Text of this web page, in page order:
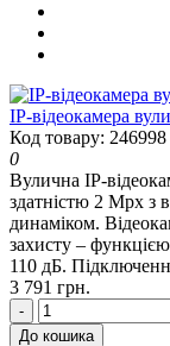
IP-відеокамера
Код товару: 246998
0
Вулична IP-
здатністю 2 Mpx з
динаміком.
захисту –
110 дБ.
3 791 грн.
-
До кошика